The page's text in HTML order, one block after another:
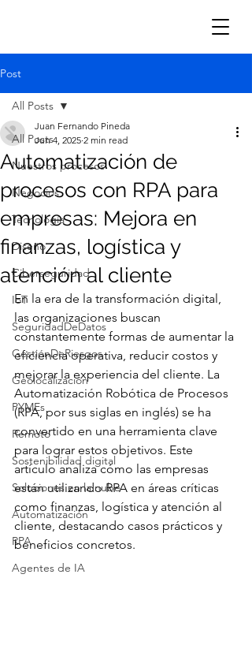
Post
All Posts
Nuestros procesos
Negocios
Tecnología
Diseño
Ciberseguridad
IoT
SeguridadDeDatos
GestiónDeRiesgos
Geolocalización
PYMEs
Remoto
Sostenibilidad digital
Soluciones en la nube
Automatización
RPA
Agentes de IA
All Posts
Automatización de
procesos con RPA para
empresas: Mejora en
finanzas, logística y
atención al cliente
Juan Fernando Pineda
Jun 4, 2025 2 min read
En la era de la transformación digital,
las organizaciones buscan
constantemente formas de aumentar la
eficiencia operativa, reducir costos y
mejorar la experiencia del cliente. La
Automatización Robótica de Procesos
(RPA, por sus siglas en inglés) se ha
convertido en una herramienta clave
para lograr estos objetivos. Este
artículo analiza cómo las empresas
están utilizando RPA en áreas críticas
como finanzas, logística y atención al
cliente, destacando casos prácticos y
beneficios concretos.